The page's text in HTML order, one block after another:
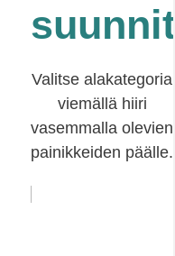
Valitse alakategoria
viemällä hiiri
vasemmalla olevien
painikkeiden päälle.